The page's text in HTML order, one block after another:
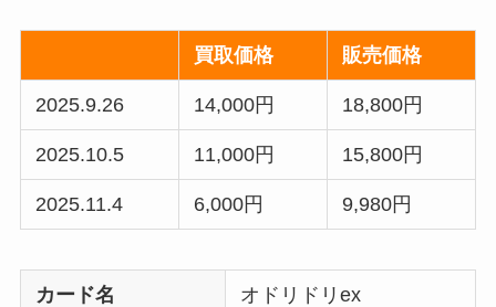
買取価格 販売価格
2025.9.26 14,000円 18,800円
2025.10.5 11,000円 15,800円
2025.11.4 6,000円 9,980円
カード名 オドリドリex